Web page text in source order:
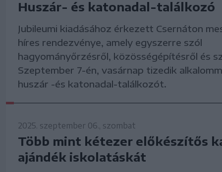
Huszár- és katonadal-találkozó
Jubileumi kiadásához érkezett Csernáton
híres rendezvénye, amely egyszerre szól
hagyományőrzésről, közösségépítésről és
Szeptember 7-én, vasárnap tizedik
huszár -és katonadal-találkozót.
2025. szeptember 06., szombat
Több mint kétezer előkészítős
ajándék iskolatáskát